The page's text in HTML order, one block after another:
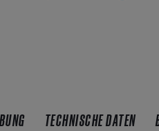
TECHNISCHE DATEN